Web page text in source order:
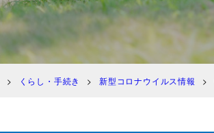
くらし・手続き 新型コロナウイルス情報